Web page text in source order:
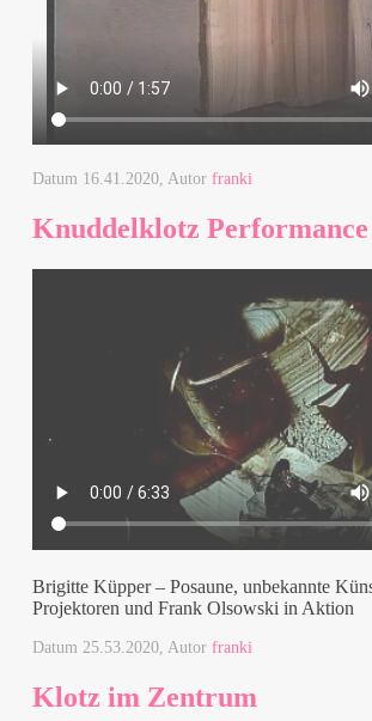
Datum 16.41.2020 , Autorfranki
Knuddelklotz Performance
Brigitte Küpper – Posaune, unbekannte
Projektoren und Frank Olsowski in Aktion
Datum 25.53.2020 , Autorfranki
Klotz im Zentrum